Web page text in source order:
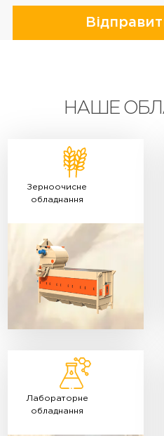
НАШЕ
Зерноочисне
обладнання
Лабораторне
обладнання